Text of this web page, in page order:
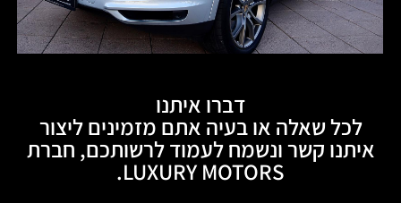
דברו איתנו
לכל שאלה או בעיה אתם מזמינים ליצור
איתנו קשר ונשמח לעמוד לרשותכם, חברת
LUXURY MOTORS.